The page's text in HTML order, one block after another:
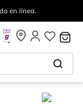
en línea.